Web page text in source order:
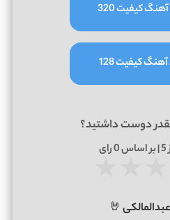
کیفیت 320
کیفیت 128
دوست داشتید؟
0رای
🤘